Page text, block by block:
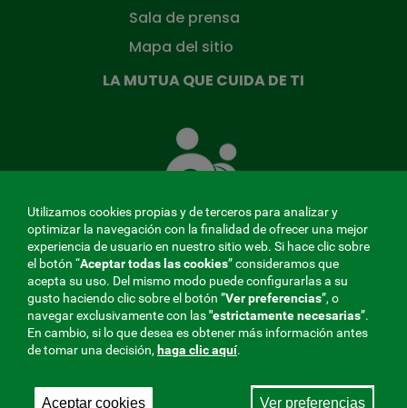
Sala de prensa
Mapa del sitio
LA MUTUA QUE CUIDA DE TI
Mutua
que
ti
MENÚ
REDES
SOCIALES
V20
Aviso legal|Privacidad
Utilizamos cookies propias y de terceros para analizar y
optimizar la navegación con la finalidad de ofrecer una mejor
experiencia de usuario en nuestro sitio web. Si hace clic sobre
el botón “Aceptar todas las cookies” consideramos que
acepta su uso. Del mismo modo puede configurarlas a su
gusto haciendo clic sobre el botón ”Ver preferencias”, o
navegar exclusivamente con las"estrictamentenecesarias”.
En cambio, si lo que desea es obtener más información antes
de tomar una decisión, haga clic aquí.
Aceptar cookies Ver preferencias